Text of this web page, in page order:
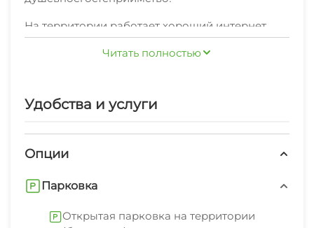
На территории работает хороший интернет.
Уборка номеров регулярная.
машина, гладильные принадлежности, беседка,
песчаный, центр, центр развлечений.Согласно
отзывам отдыхающих, им очень нравится наше
Читать полностью
Удобства и услуги
Опции
Парковка
Открытая парковка на территории